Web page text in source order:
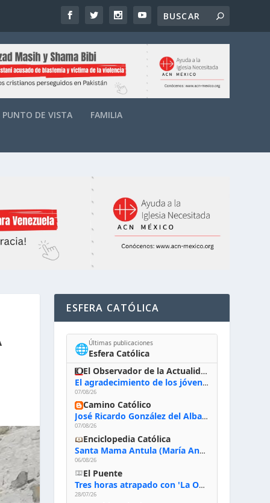
PUNTO DE VISTA FAMILIA
ESFERA CATÓLICA
🌐Últimas publicaciones
Esfera Católica
El Observador de la Actualidad
El agradecimiento de los jóvenes al Papa: «Hoy nos sentimos Iglesia»
07/08/26
Camino Católico
José Ricardo González del Alba, artista sacro: «Yo oro, hablo con Dios, le pido al Espíritu Santo su inspiración y siempre pinto rezando el rosario para que sea Él quien actúe a través de mis manos»
07/08/26
Enciclopedia Católica
Santa Mama Antula (María Antonia de Paz y Figueroa)
06/08/26
El Puente
Tres horas atrapado con 'La Odisea' de Nolan
28/07/26